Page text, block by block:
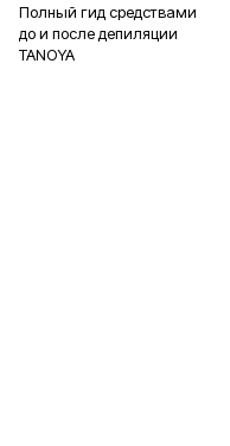
Полный гид средствами
до и после депиляции
TANOYA